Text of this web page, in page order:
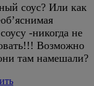
соус? Или как
-никогда не
Возможно
там намешали?